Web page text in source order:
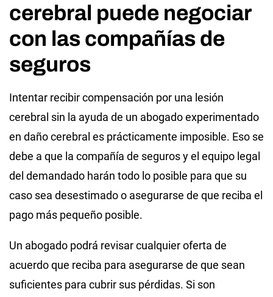
cerebral puede negociar
con las compañías de
seguros
Intentar recibir compensación por una lesión
cerebral sin la ayuda de un abogado experimentado
en daño cerebral es prácticamente imposible. Eso se
debe a que la compañía de seguros y el equipo legal
del demandado harán todo lo posible para que su
caso sea desestimado o asegurarse de que reciba el
pago más pequeño posible.
Un abogado podrá revisar cualquier oferta de
acuerdo que reciba para asegurarse de que sean
suficientes para cubrir sus pérdidas. Si son